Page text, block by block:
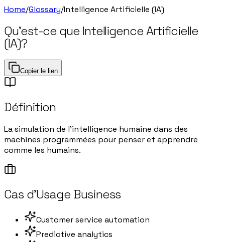
Home/Glossary/Intelligence Artificielle (IA)
Qu'est-ce queIntelligence Artificielle
(IA)?
Copier le lien
Définition
La simulation de l'intelligence humaine dans des
machines programmées pour penser et apprendre
comme les humains.
Cas d'Usage Business
Customer service automation
Predictive analytics